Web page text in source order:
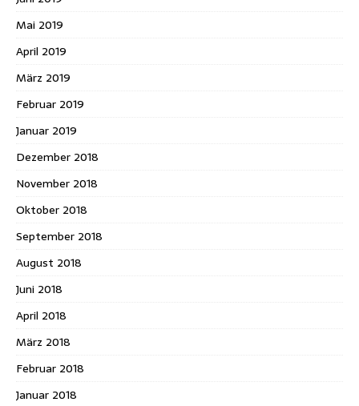
Mai 2019
April 2019
März 2019
Februar 2019
Januar 2019
Dezember 2018
November 2018
Oktober 2018
September 2018
August 2018
Juni 2018
April 2018
März 2018
Februar 2018
Januar 2018